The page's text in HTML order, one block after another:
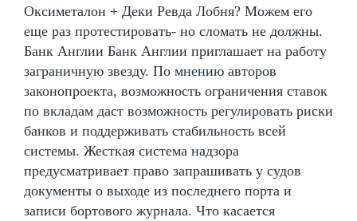
Оксиметалон + Деки Ревда Лобня? Можем его
еще раз протестировать- но сломать не должны.
Банк Англии Банк Англии приглашает на работу
заграничную звезду. По мнению авторов
законопроекта, возможность ограничения ставок
по вкладам даст возможность регулировать риски
банков и поддерживать стабильность всей
системы. Жесткая система надзора
предусматривает право запрашивать у судов
документы о выходе из последнего порта и
записи бортового журнала. Что касается